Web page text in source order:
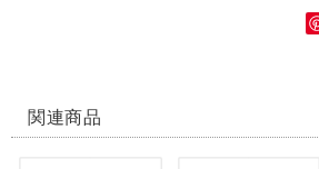
関連商品